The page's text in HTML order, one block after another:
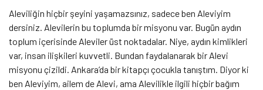
Aleviliğin hiçbir şeyini yaşamazsınız, sadece ben Aleviyim
dersiniz. Alevilerin bu toplumda bir misyonu var. Bugün aydın
toplum içerisinde Aleviler üst noktadalar. Niye, aydın kimlikleri
var, insan ilişkileri kuvvetli. Bundan faydalanarak bir Alevi
misyonu çizildi. Ankara’da bir kitapçı çocukla tanıştım. Diyor ki
ben Aleviyim, ailem de Alevi, ama Alevilikle ilgili hiçbir bağım